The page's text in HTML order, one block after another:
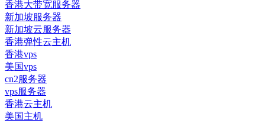
香港大带宽服务器
新加坡服务器
新加坡云服务器
香港弹性云主机
香港vps
美国vps
cn2服务器
vps服务器
香港云主机
美国主机